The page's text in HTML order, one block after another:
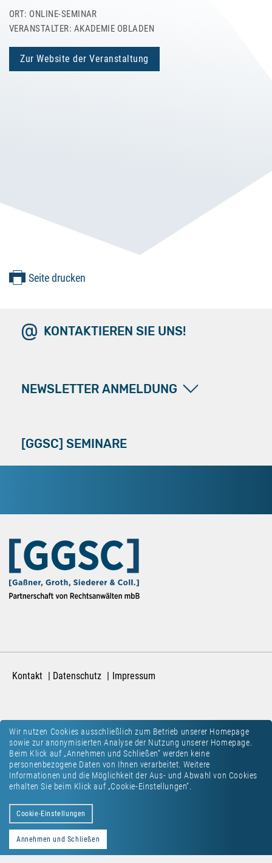
Wir nutzen Cookies ausschließlich zum Betrieb unserer Homepage
sowie zur anonymisierten Analyse der Nutzung unserer Homepage.
Beim Klick auf „Annehmen und Schließen“ werden keine
personenbezogene Daten von Ihnen verarbeitet. Weitere
Informationen und die Möglichkeit der Aus- und Abwahl von Cookies
erhalten Sie beim Klick auf „Cookie-Einstellungen“.
Cookie-Einstellungen
Annehmen und Schließen
ORT: ONLINE-SEMINAR
VERANSTALTER: AKADEMIE OBLADEN
Zur Website der Veranstaltung
Seite drucken
KONTAKTIEREN SIE UNS!
NEWSLETTER ANMELDUNG
[GGSC] SEMINARE
Kontakt Datenschutz Impressum